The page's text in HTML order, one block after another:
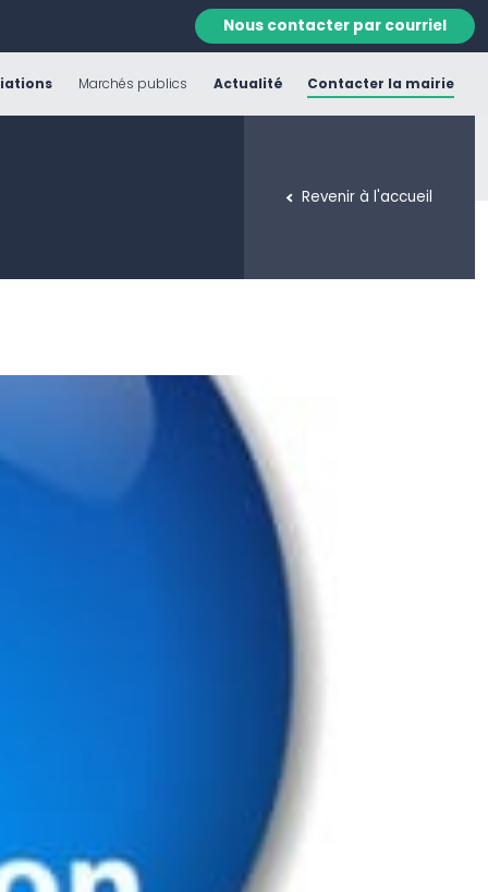
Nous contacter par courriel
Marchés publics Actualité Contacter la mairie
Revenir à l'accueil